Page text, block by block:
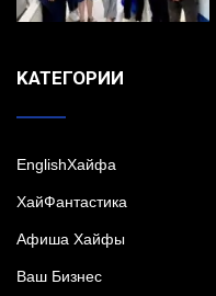
KАТЕГОРИИ
EnglishХайфа
XайФантастика
Афиша Хайфы
Ваш Бизнес